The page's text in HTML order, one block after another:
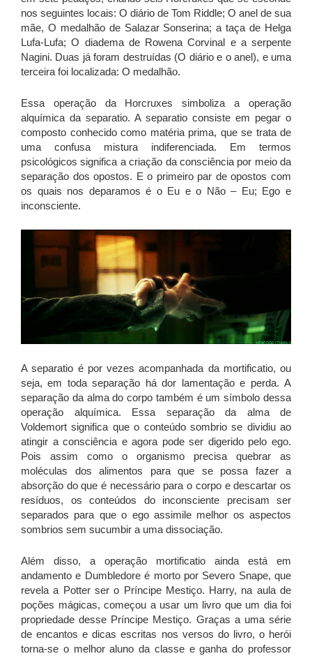
nos seguintes locais: O diário de Tom Riddle; O anel de sua
mãe, O medalhão de Salazar Sonserina; a taça de Helga
Lufa-Lufa; O diadema de Rowena Corvinal e a serpente
Nagini. Duas já foram destruídas (O diário e o anel), e uma
terceira foi localizada: O medalhão.
Essa operação da Horcruxes simboliza a operação
alquímica da separatio. A separatio consiste em pegar o
composto conhecido como matéria prima, que se trata de
uma confusa mistura indiferenciada. Em termos
psicológicos significa a criação da consciência por meio da
separação dos opostos. E o primeiro par de opostos com
os quais nos deparamos é o Eu e o Não – Eu; Ego e
inconsciente.
A separatio é por vezes acompanhada da mortificatio, ou
seja, em toda separação há dor lamentação e perda. A
separação da alma do corpo também é um símbolo dessa
operação alquímica. Essa separação da alma de
Voldemort significa que o conteúdo sombrio se dividiu ao
atingir a consciência e agora pode ser digerido pelo ego.
Pois assim como o organismo precisa quebrar as
moléculas dos alimentos para que se possa fazer a
absorção do que é necessário para o corpo e descartar os
resíduos, os conteúdos do inconsciente precisam ser
separados para que o ego assimile melhor os aspectos
sombrios sem sucumbir a uma dissociação.
Além disso, a operação mortificatio ainda está em
andamento e Dumbledore é morto por Severo Snape, que
revela a Potter ser o Príncipe Mestiço. Harry, na aula de
poções mágicas, começou a usar um livro que um dia foi
propriedade desse Príncipe Mestiço. Graças a uma série
de encantos e dicas escritas nos versos do livro, o herói
torna-se o melhor aluno da classe e ganha do professor